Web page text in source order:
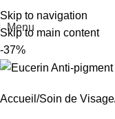
Skip to navigation
Skip to main content
Menu
-37%
Accueil Soin de Visage